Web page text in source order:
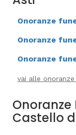
Onoranze
Onoranze
Onoranze
vai alle
Onoranze
Castello